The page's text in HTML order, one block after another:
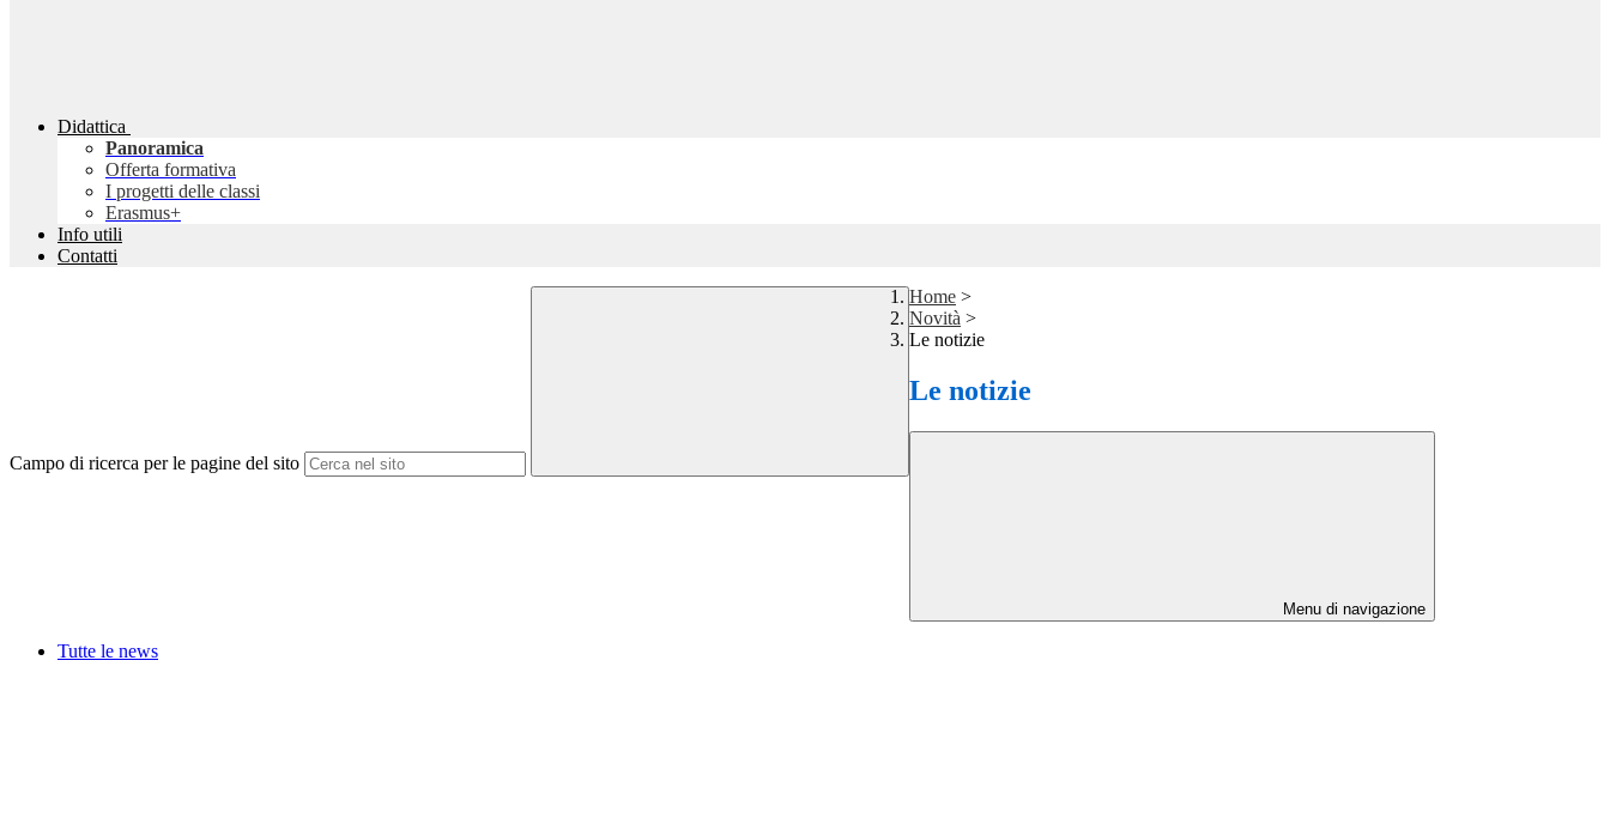
Didattica
Panoramica
Offerta formativa
I progetti delle classi
Erasmus+
Info utili
Contatti
Campo di ricerca per le pagine del sito
Home >
Novità >
Le notizie
Le notizie
Menu di navigazione
Tutte le news